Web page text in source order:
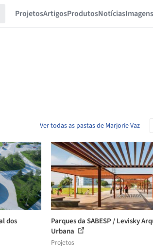
ProjetosArtigosProdutosNotíciasImagens
Ver todas as pastas de Marjorie Vaz
dos
Parques da SABESP / Levisky
Urbana
Projetos